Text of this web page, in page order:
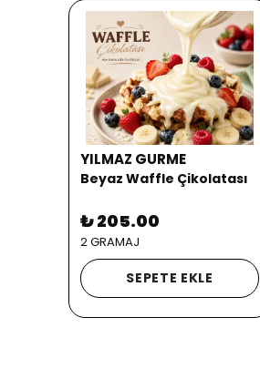
YILMAZ GURME
Beyaz Waffle Çikolatası
₺ 205.00
2 GRAMAJ
SEPETE EKLE